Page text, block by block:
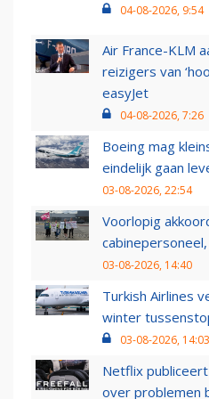
04-08-2026, 9:54
Air France-KLM
reizigers van
easyJet
04-08-2026, 7:26
Boeing mag
eindelijk gaan
03-08-2026, 22:54
Voorlopig
03-08-2026, 14:40
Turkish Airlines
winter
03-08-2026, 14:03
Netflix
over problemen